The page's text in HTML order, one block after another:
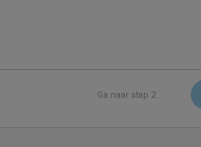
Ga naar stap 2